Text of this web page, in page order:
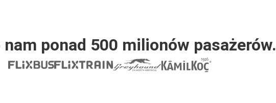
nam ponad 500 milionów pasażerów.